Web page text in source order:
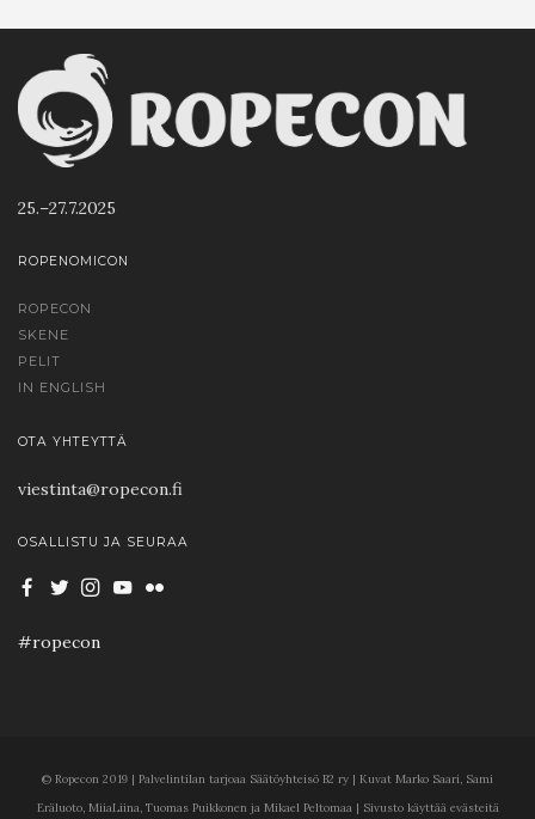
25.–27.7.2025
ROPENOMICON
ROPECON
SKENE
PELIT
IN ENGLISH
OTA YHTEYTTÄ
viestinta@ropecon.fi
OSALLISTU JA SEURAA
#ropecon
© Ropecon 2019 | Palvelintilan tarjoaa Säätöyhteisö B2 ry | Kuvat Marko Saari, Sami
Eräluoto, MiiaLiina, Tuomas Puikkonen ja Mikael Peltomaa | Sivusto käyttää evästeitä